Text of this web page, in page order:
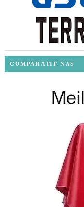
COMPARATIF NAS